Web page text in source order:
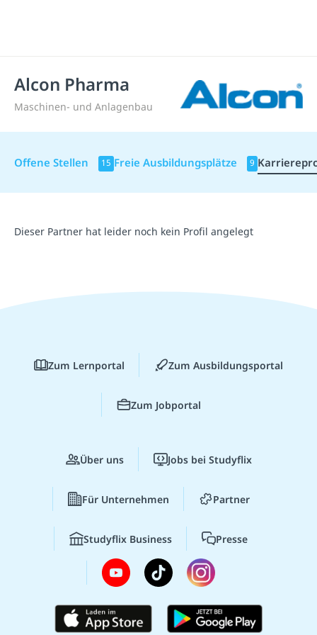
Alcon Pharma
Maschinen- und Anlagenbau
Offene Stellen 15 Freie Ausbildungsplätze 9
Dieser Partner hat leider noch kein Profil angelegt
Zum Lernportal Zum Ausbildungsportal
Zum Jobportal
Über uns Jobs bei Studyflix
Für Unternehmen Partner
Studyflix Business Presse